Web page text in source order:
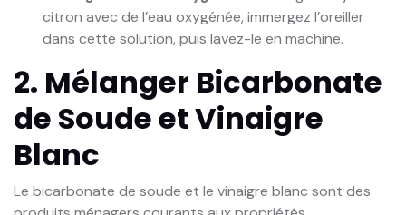
citron avec de l’eau oxygénée, immergez l’oreiller
dans cette solution, puis lavez-le en machine.
2. Mélanger Bicarbonate
de Soude et Vinaigre
Blanc
Le bicarbonate de soude et le vinaigre blanc sont des